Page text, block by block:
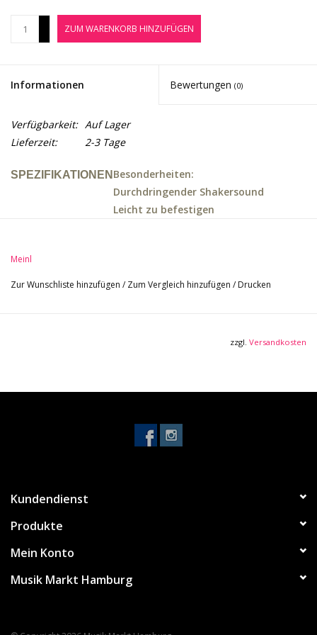
Jobbörse
Marken
ZUM WARENKORB HINZUFÜGEN
Informationen Bewertungen (0)
Verfügbarkeit: Auf Lager
Lieferzeit:
2-3 Tage
SPEZIFIKATIONEN Besonderheiten:
Durchdringender Shakersound
Leicht zu befestigen
Meinl
Zur Wunschliste hinzufügen / Zum Vergleich hinzufügen / Drucken
zzgl. Versandkosten
Kundendienst
Produkte
Mein Konto
Musik Markt Hamburg